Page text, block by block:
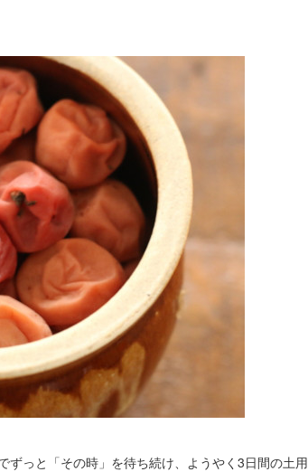
っと「その時」を待ち続け、ようやく3日間の土用